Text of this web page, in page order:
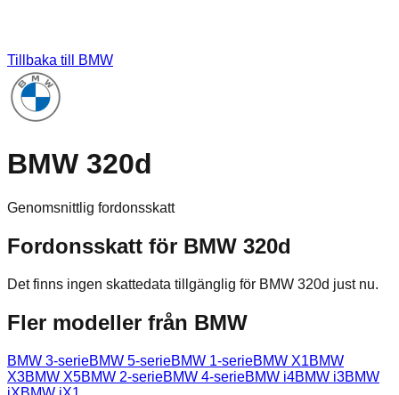
Tillbaka till BMW
BMW 320d
Genomsnittlig fordonsskatt
Fordonsskatt för BMW 320d
Det finns ingen skattedata tillgänglig för BMW 320d just nu.
Fler modeller från BMW
BMW 3-serieBMW 5-serieBMW 1-serieBMW X1BMW
X3BMW X5BMW 2-serieBMW 4-serieBMW i4BMW i3BMW